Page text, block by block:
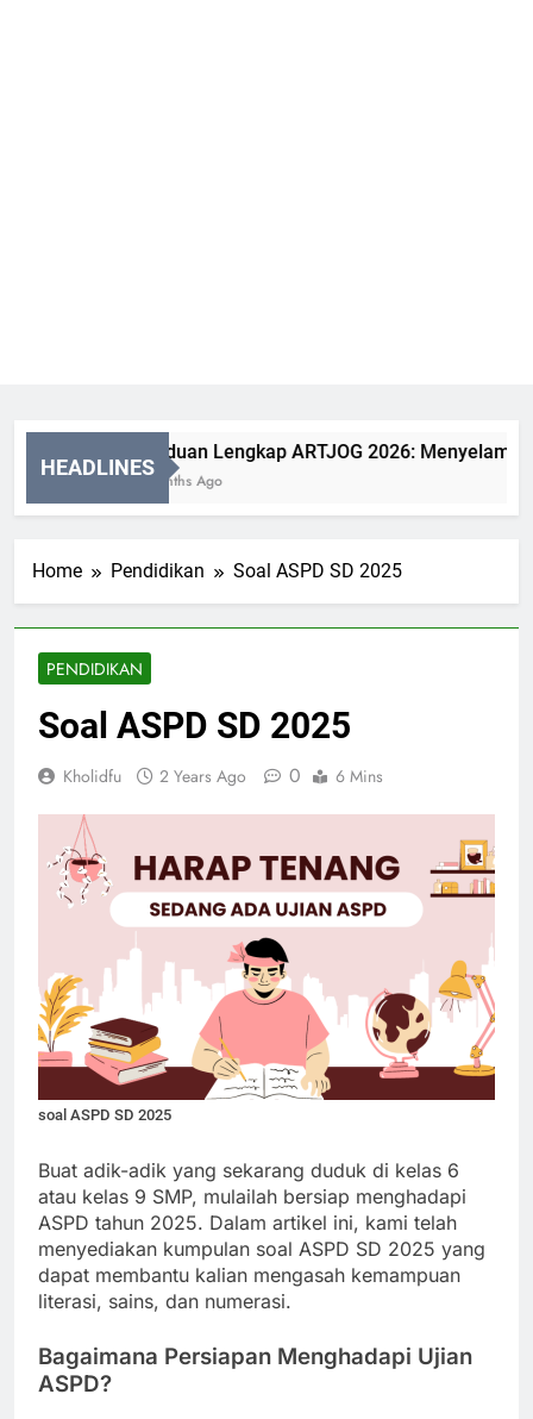
HEADLINES
Panduan Lengkap ARTJOG 2026: Menyelami
2 Months Ago
Home Pendidikan Soal ASPD SD 2025
PENDIDIKAN
Soal ASPD SD 2025
Kholidfu 2 Years Ago 0 6 Mins
soal ASPD SD 2025
Buat adik-adik yang sekarang duduk di kelas 6
atau kelas 9 SMP, mulailah bersiap menghadapi
ASPD tahun 2025. Dalam artikel ini, kami telah
menyediakan kumpulan soal ASPD SD 2025 yang
dapat membantu kalian mengasah kemampuan
literasi, sains, dan numerasi.
Bagaimana Persiapan Menghadapi Ujian
ASPD?